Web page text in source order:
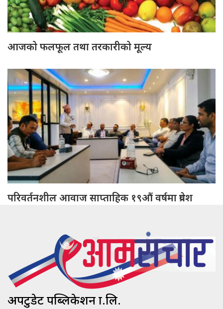
आजको फलफूल तथा तरकारीको मूल्य
परिवर्तनशील आवाज साप्ताहिक १९औं वर्षमा प्रवेश
अपटुडेट पब्लिकेशन प्रा.लि.